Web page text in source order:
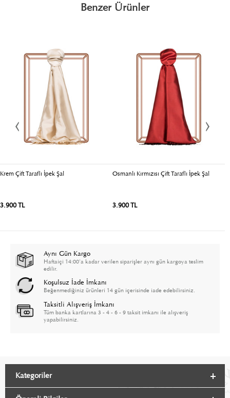
Benzer Ürünler
Krem Çift Taraflı İpek Şal
3.900 TL
Osmanlı Kırmızısı Çift Taraflı İpek Şal
3.900 TL
Aynı Gün Kargo
Haftaiçi 14:00'a kadar verilen siparişler aynı gün kargoya teslim
edilir.
Koşulsuz İade İmkanı
Beğenmediğiniz ürünleri 14 gün içerisinde iade edebilirsiniz.
Taksitli Alışveriş İmkanı
Tüm banka kartlarına 3 - 4 - 6 - 9 taksit imkanı ile alışveriş
yapabilirsiniz.
Kategoriler